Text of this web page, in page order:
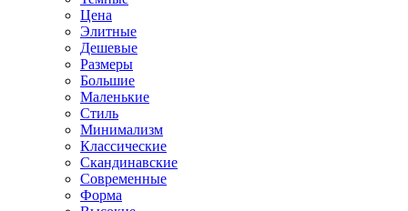
Цена
Элитные
Дешевые
Размеры
Большие
Маленькие
Стиль
Минимализм
Классические
Скандинавские
Современные
Форма